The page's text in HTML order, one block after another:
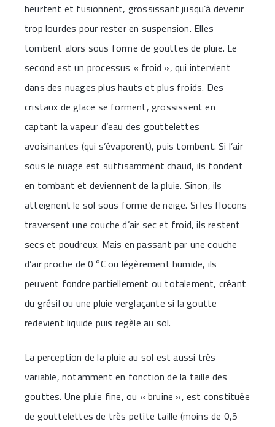
heurtent et fusionnent, grossissant jusqu’à devenir
trop lourdes pour rester en suspension. Elles
tombent alors sous forme de gouttes de pluie. Le
second est un processus « froid », qui intervient
dans des nuages plus hauts et plus froids. Des
cristaux de glace se forment, grossissent en
captant la vapeur d’eau des gouttelettes
avoisinantes (qui s’évaporent), puis tombent. Si l’air
sous le nuage est suffisamment chaud, ils fondent
en tombant et deviennent de la pluie. Sinon, ils
atteignent le sol sous forme de neige. Si les flocons
traversent une couche d’air sec et froid, ils restent
secs et poudreux. Mais en passant par une couche
d’air proche de 0 °C ou légèrement humide, ils
peuvent fondre partiellement ou totalement, créant
du grésil ou une pluie verglaçante si la goutte
redevient liquide puis regèle au sol.
La perception de la pluie au sol est aussi très
variable, notamment en fonction de la taille des
gouttes. Une pluie fine, ou « bruine », est constituée
de gouttelettes de très petite taille (moins de 0,5